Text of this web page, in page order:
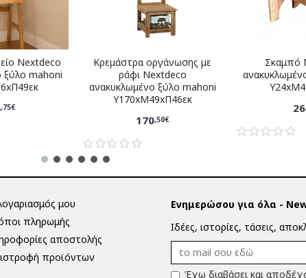
Nextdeco
ξύλο mahoni
,75€
Κρεμάστρα οργάνωσης με
ράφι Nextdeco
ανακυκλωμένο ξύλο mahoni
Υ170xM49xΠ46εκ
170,50€
Σκαμπό
26
μου
πληρωμής
αποστολής
προϊόντων
Ενημερώσου για όλα -
Ιδέες, ιστορίες, τάσεις,
Έχω διαβάσει και